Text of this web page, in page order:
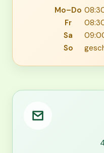
Mo–Do
Fr
Sa
So